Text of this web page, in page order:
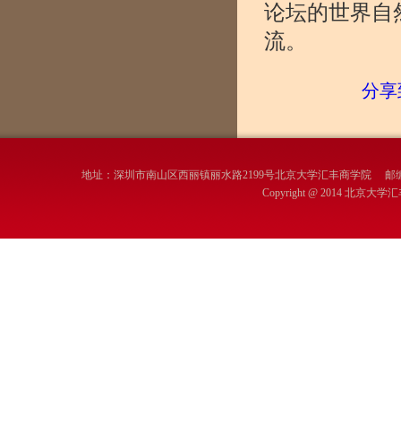
论坛的世界自
流。
分
地址：深圳市南山区西丽镇丽水路2199号北京大学汇丰商学院
Copyright @ 2014 北京大学